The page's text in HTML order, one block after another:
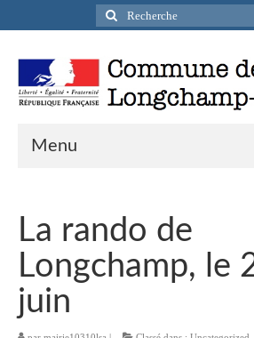
Rechercher
:
Menu
Infos pratiques
Présentation de la commune
La rando de
Longchamp, le
juin